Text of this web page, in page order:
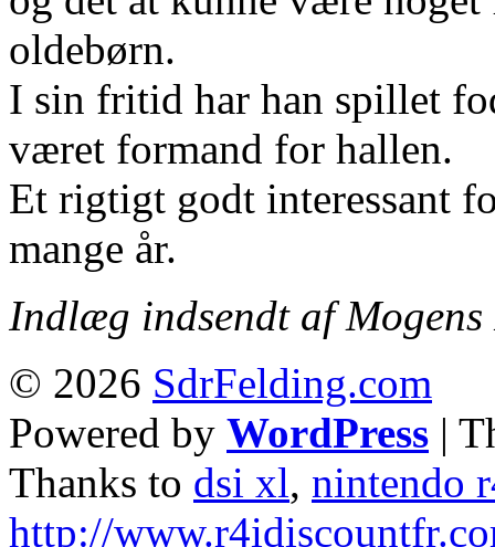
oldebørn.
I sin fritid har han spillet
været formand for hallen.
Et rigtigt godt interessant
mange år.
Indlæg indsendt af Mogens
© 2026 SdrFelding.com
Powered by WordPress |
Thanks to dsi xl, nintendo
http://